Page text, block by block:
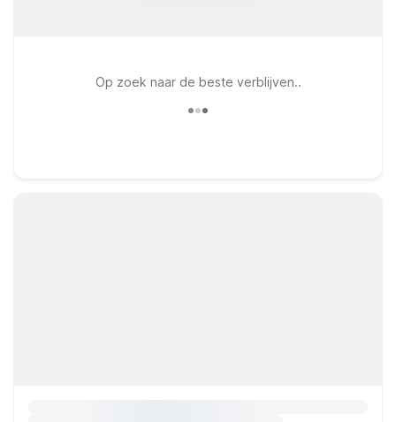
Op zoek naar de beste verblijven..